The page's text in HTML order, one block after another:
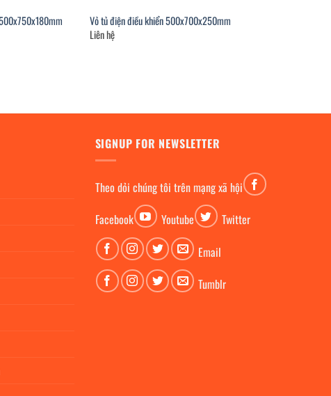
Vỏ tủ điện điều khiển 500x700x250mm
Liên hệ
SIGNUP FOR NEWSLETTER
Theo dỏi chúng tôi trên mạng xã hội
Facebook
Youtube
Twitter
Email
Tumblr